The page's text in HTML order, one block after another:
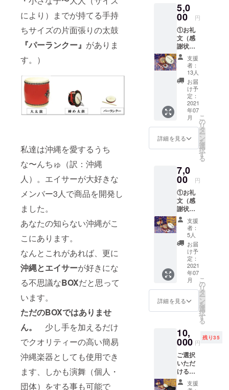
により）までが持てる手持
ちサイズの片面張りの太鼓
『パーランクー』 がありま
す。）
私達は沖縄を愛するうち
な〜んちゅ（訳：沖縄
人）。エイサーが大好きな
メンバー3人で商品を開発し
ました。
あなたの知らない沖縄がこ
こにあります。
なんとこれがあれば、更に
沖縄とエイサーが好きにな
る不思議なBOXだと思って
います。
ただのBOXではありませ
ん。
少し手を加えるだけ
でクオリティーの高い簡易
沖縄楽器としても使用でき
ます、しかも演舞（個人・
団体）をする事も可能で
5,0
00 円
①お礼
文（感
謝状）
②パー
ラン
クー
BOX（
バチ付
き）×１
SET ③
花笠寿
(ﾊﾅｶｻ〜
ｼﾞｭ)×２
コ ④沖
縄菓子
（ちん
う）
支援
者：
13人
お届
け予
定：
2021
年07
月
詳細を見る
こ
の
リ
タ
ー
ン
を
選
択
す
る
7,0
00 円
①お礼
文（感
謝状）
②パー
ラン
クー
BOX（
バチ付
き）×１
SET ③
泡盛ボ
トルカ
バー
（紅
型）×１
枚 ④花
ｶｻ〜
ｼﾞｭ)×1
コ ④沖
縄菓子
（ちん
すこ
う）
支援
者：
5人
お届
け予
定：
2021
年07
月
詳細を見る
こ
の
リ
タ
ー
ン
を
選
択
す
る
10,
000 円
残り35
ご選択
いただ
けるリ
ターン
がござ
支援